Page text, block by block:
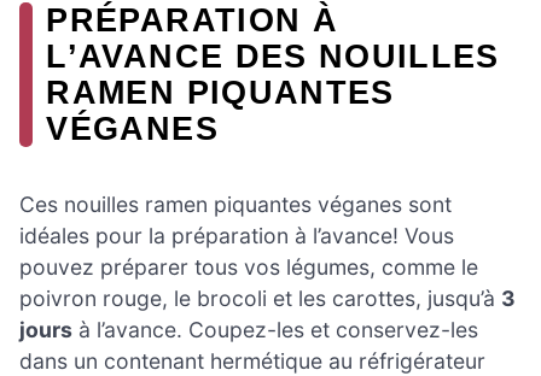
PRÉPARATION À
L’AVANCE DES NOUILLES
RAMEN PIQUANTES
VÉGANES
Ces nouilles ramen piquantes véganes sont
idéales pour la préparation à l’avance! Vous
pouvez préparer tous vos légumes, comme le
poivron rouge, le brocoli et les carottes, jusqu’à 3
jours à l’avance. Coupez-les et conservez-les
dans un contenant hermétique au réfrigérateur